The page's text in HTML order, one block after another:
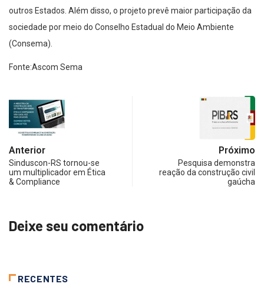
outros Estados. Além disso, o projeto prevê maior participação da
sociedade por meio do Conselho Estadual do Meio Ambiente
(Consema).
Fonte:Ascom Sema
Anterior
Sinduscon-RS tornou-se
um multiplicador em Ética
& Compliance
Próximo
Pesquisa demonstra
reação da construção civil
gaúcha
Deixe seu comentário
RECENTES